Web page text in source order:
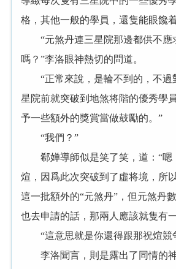
格，其他一般的學員，還隻能眼饞着
“元煞丹連三星院那邊都供不應
嗎？”李洛眼神熱切的問道。
“正常來說，是輪不到的，不過
星院前就突破到地煞将階的優秀學
予一些額外的獎賞當做鼓勵的。”
“我們？”
郗婵導師似是笑了笑，道：“嗯
煊，因爲此次突破到了虛将境，所
這一批額外的“元煞丹”，但元煞丹
也去申請的話，那兩人應該就隻有
“這意思就是你還得跟那祝煊競
李洛聞言，則是露出了同情的神